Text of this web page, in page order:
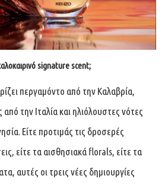
signature scent;
περγαμόντο από την Καλαβρία,
την Ιταλία και ηλιόλουστες νότες
Είτε προτιμάς τις δροσερές
είτε τα αισθησιακά florals, είτε τα
αυτές οι τρεις νέες δημιουργίες